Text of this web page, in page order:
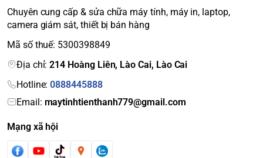
Chuyên cung cấp & sửa chữa máy tính, máy in, laptop,
camera giám sát, thiết bị bán hàng
Mã số thuế: 5300398849
Địa chỉ:214 Hoàng Liên, Lào Cai, Lào Cai
Hotline:0888445888
Email: maytinhtienthanh779@gmail.com
Mạng xã hội